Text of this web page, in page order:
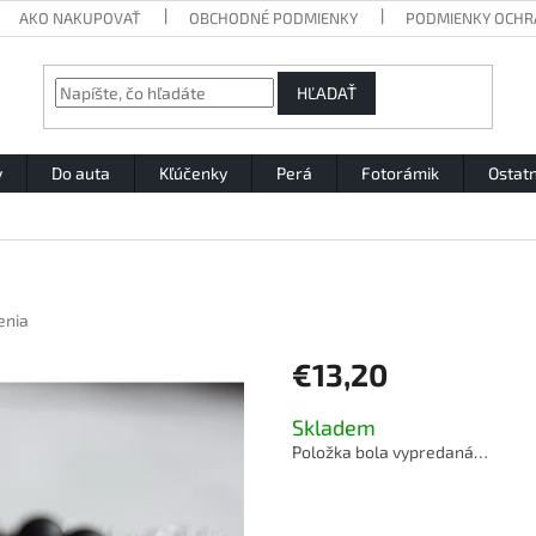
AKO NAKUPOVAŤ OBCHODNÉ PODMIENKY PODMIENKY
HĽADAŤ
Do auta Kľúčenky Perá Fotorámik
€13,20
Jednotková
cena:
Skladem
Položka bola vypredaná…